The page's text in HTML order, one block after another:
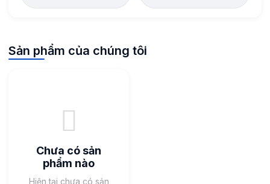
Sản phẩm của chúng tôi
Chưa có sản
phẩm nào
Hiện tại chưa có sản